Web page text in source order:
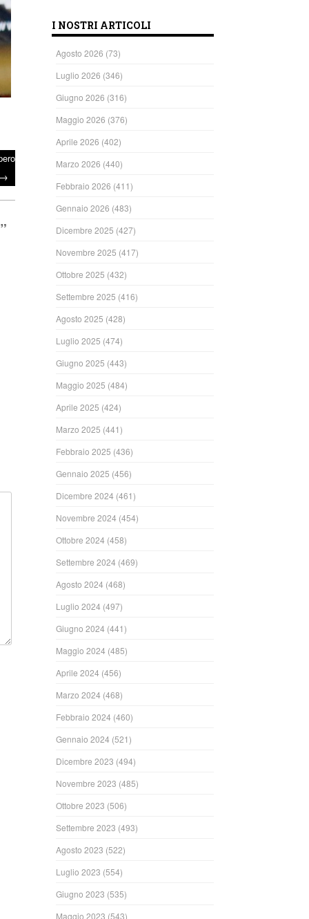
→
”
I NOSTRI ARTICOLI
Agosto 2026 (73)
Luglio 2026 (346)
Giugno 2026 (316)
Maggio 2026 (376)
Aprile 2026 (402)
Marzo 2026 (440)
Febbraio 2026 (411)
Gennaio 2026 (483)
Dicembre 2025 (427)
Novembre 2025 (417)
Ottobre 2025 (432)
Settembre 2025 (416)
Agosto 2025 (428)
Luglio 2025 (474)
Giugno 2025 (443)
Maggio 2025 (484)
Aprile 2025 (424)
Marzo 2025 (441)
Febbraio 2025 (436)
Gennaio 2025 (456)
Dicembre 2024 (461)
Novembre 2024 (454)
Ottobre 2024 (458)
Settembre 2024 (469)
Agosto 2024 (468)
Luglio 2024 (497)
Giugno 2024 (441)
Maggio 2024 (485)
Aprile 2024 (456)
Marzo 2024 (468)
Febbraio 2024 (460)
Gennaio 2024 (521)
Dicembre 2023 (494)
Novembre 2023 (485)
Ottobre 2023 (506)
Settembre 2023 (493)
Agosto 2023 (522)
Luglio 2023 (554)
Giugno 2023 (535)
Maggio 2023 (543)